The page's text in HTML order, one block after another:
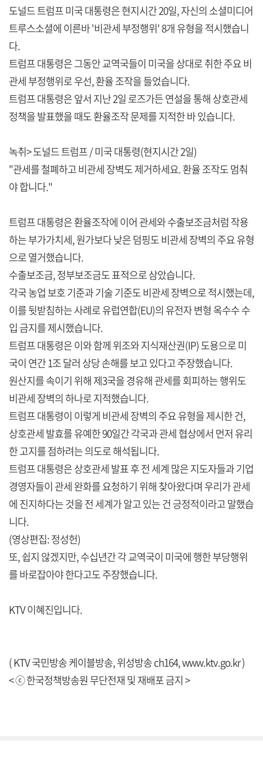
도널드 트럼프 미국 대통령은 현지시간 20일, 자신의 소셜미디어
트루스소셜에 이른바 '비관세 부정행위' 8개 유형을 적시했습니
다.
트럼프 대통령은 그동안 교역국들이 미국을 상대로 취한 주요 비
관세 부정행위로 우선, 환율 조작을 들었습니다.
트럼프 대통령은 앞서 지난 2일 로즈가든 연설을 통해 상호관세
정책을 발표했을 때도 환율조작 문제를 지적한 바 있습니다.
녹취> 도널드 트럼프 / 미국 대통령(현지시간 2일)
"관세를 철폐하고 비관세 장벽도 제거하세요. 환율 조작도 멈춰
야 합니다."
트럼프 대통령은 환율조작에 이어 관세와 수출보조금처럼 작용
하는 부가가치세, 원가보다 낮은 덤핑도 비관세 장벽의 주요 유형
으로 열거했습니다.
수출보조금, 정부보조금도 표적으로 삼았습니다.
각국 농업 보호 기준과 기술 기준도 비관세 장벽으로 적시했는데,
이를 뒷받침하는 사례로 유럽연합(EU)의 유전자 변형 옥수수 수
입 금지를 제시했습니다.
트럼프 대통령은 이와 함께 위조와 지식재산권(IP) 도용으로 미
국이 연간 1조 달러 상당 손해를 보고 있다고 주장했습니다.
원산지를 속이기 위해 제3국을 경유해 관세를 회피하는 행위도
비관세 장벽의 하나로 지적했습니다.
트럼프 대통령이 이렇게 비관세 장벽의 주요 유형을 제시한 건,
상호관세 발효를 유예한 90일간 각국과 관세 협상에서 먼저 유리
한 고지를 점하려는 의도로 해석됩니다.
트럼프 대통령은 상호관세 발표 후 전 세계 많은 지도자들과 기업
경영자들이 관세 완화를 요청하기 위해 찾아왔다며 우리가 관세
에 진지하다는 것을 전 세계가 알고 있는 건 긍정적이라고 말했습
니다.
(영상편집: 정성헌)
또, 쉽지 않겠지만, 수십년간 각 교역국이 미국에 행한 부당행위
를 바로잡아야 한다고도 주장했습니다.
KTV 이혜진입니다.
( KTV 국민방송 케이블방송, 위성방송 ch164,www.ktv.go.kr)
< ⓒ 한국정책방송원 무단전재 및 재배포 금지 >